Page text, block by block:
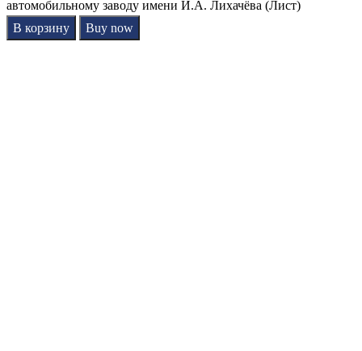
автомобильному заводу имени И.А. Лихачёва (Лист)
В корзину
Buy now